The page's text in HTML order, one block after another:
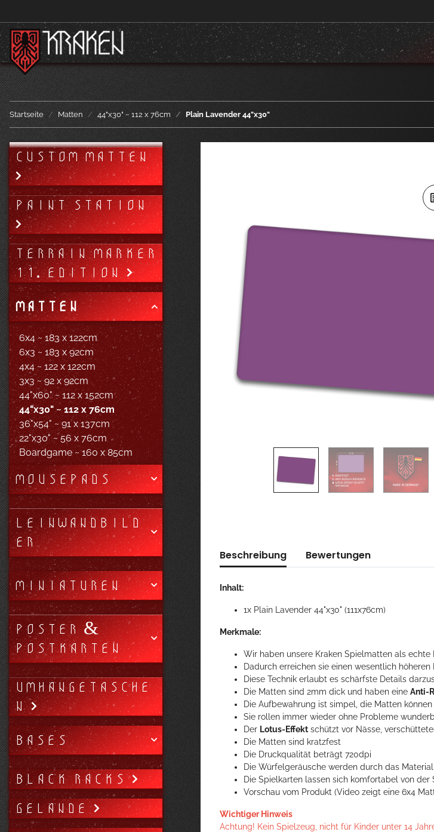
Startseite Matten 44"x30" ~ 112 x 76cm Plain Lavender 44"x30"
Beschreibung Bewertungen
Inhalt:
1x Plain Lavender 44"x30" (111x76cm)
Merkmale:
Wir haben unsere Kraken Spielmatten als
Dadurch erreichen sie einen wesentlich
Diese Technik erlaubt es schärfste Details
Die Matten sind 2mm dick und haben eine Anti-
Die Aufbewahrung ist simpel, die Matten
Sie rollen immer wieder ohne Probleme
Der Lotus-Effekt schützt vor Nässe,
Die Matten sind kratzfest
Die Druckqualität beträgt 720dpi
Die Würfelgeräusche werden durch das
Die Spielkarten lassen sich komfortabel von
Vorschau vom Produkt (Video zeigt eine 6x4
Wichtiger Hinweis
Achtung! Kein Spielzeug, nicht für Kinder unter 14
CUSTOM MATTEN
PAINT STATION
TERRAIN MARKER
11. EDITION
MATTEN
6x4 ~ 183 x 122cm
6x3 ~ 183 x 92cm
4x4 ~ 122 x 122cm
3x3 ~ 92 x 92cm
44"x60" ~ 112 x 152cm
44"x30" ~ 112 x 76cm
36"x54" ~ 91 x 137cm
22"x30" ~ 56 x 76cm
Boardgame ~ 160 x 85cm
MOUSEPADS
LEINWANDBILD
ER
MINIATUREN
POSTER &
POSTKARTEN
UMHÄNGETASCHE
N
BASES
BLACK RACKS
GELÄNDE